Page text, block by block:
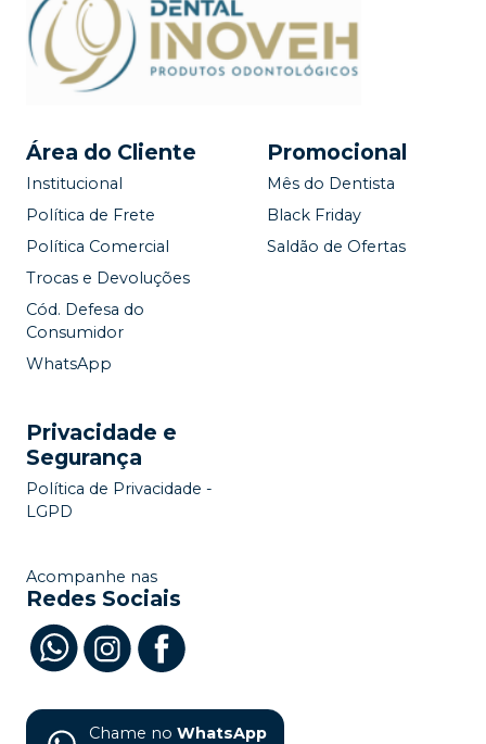
Área do Cliente
Institucional
Política de Frete
Política Comercial
Trocas e Devoluções
Cód. Defesa do
Consumidor
WhatsApp
Promocional
Mês do Dentista
Black Friday
Saldão de Ofertas
Privacidade e
Segurança
Política de Privacidade -
LGPD
Acompanhe nas
Redes Sociais
Chame no WhatsApp